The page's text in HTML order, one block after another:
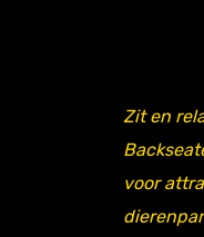
Zit en
voor